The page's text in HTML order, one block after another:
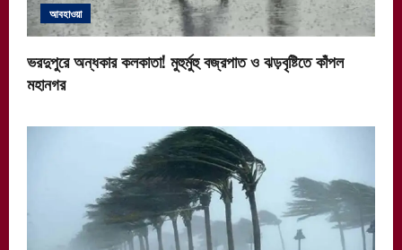
আবহাওয়া
ভরদুপুরে অন্ধকার কলকাতা! মুহুর্মুহু বজ্রপাত ও ঝড়বৃষ্টিতে কাঁপল
মহানগর